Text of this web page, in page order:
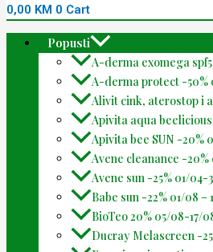
0,00 KM 0 Cart
Popusti
A-derma exomega
A-derma protect -50%
Alivit cink, aterostop i
Apivita aqua
Apivita bee SUN -20%
Avene cleanance -
Avene sun -25% 01/04-
Babe sun -22% 01/08 –
BioTeo 20% 05/08-17/
Ducray Melascreen -